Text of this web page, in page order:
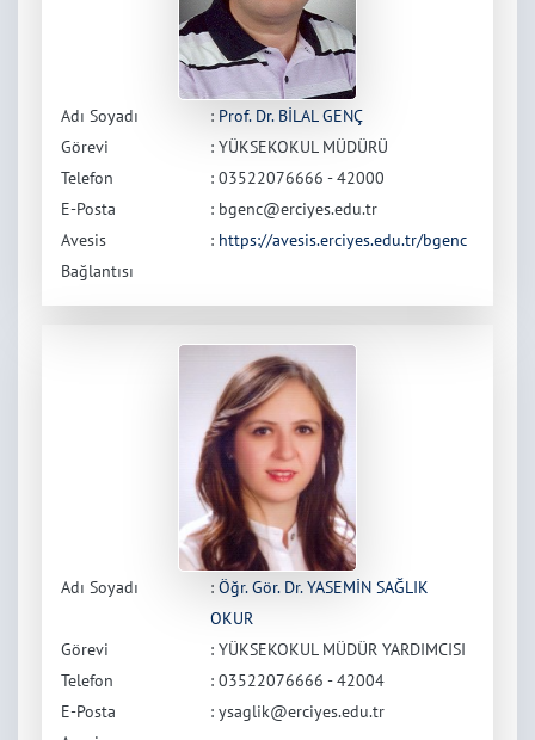
Adı Soyadı : Prof. Dr. BİLAL GENÇ
Görevi
: YÜKSEKOKUL MÜDÜRÜ
Telefon
: 03522076666 - 42000
E-Posta
: bgenc@erciyes.edu.tr
Avesis
Bağlantısı
: https://avesis.erciyes.edu.tr/bgenc
Adı Soyadı :Öğr. Gör. Dr. YASEMİN SAĞLIK
OKUR
Görevi
: YÜKSEKOKUL MÜDÜR YARDIMCISI
Telefon
: 03522076666 - 42004
E-Posta
: ysaglik@erciyes.edu.tr